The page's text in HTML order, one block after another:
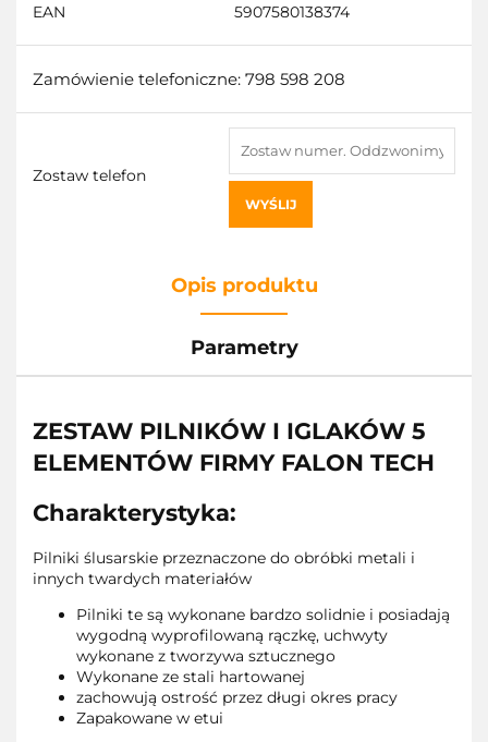
EAN 5907580138374
Zamówienie telefoniczne: 798 598 208
Zostaw telefon
WYŚLIJ
Opis produktu
Parametry
ZESTAW PILNIKÓW I IGLAKÓW 5
ELEMENTÓW FIRMY FALON TECH
Charakterystyka:
Pilniki ślusarskie przeznaczone do obróbki metali i
innych twardych materiałów
Pilniki te są wykonane bardzo solidnie i posiadają
wygodną wyprofilowaną rączkę, uchwyty
wykonane z tworzywa sztucznego
Wykonane ze stali hartowanej
zachowują ostrość przez długi okres pracy
Zapakowane w etui